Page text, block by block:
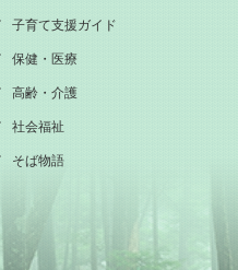
子育て支援ガイド
保健・医療
高齢・介護
社会福祉
そば物語